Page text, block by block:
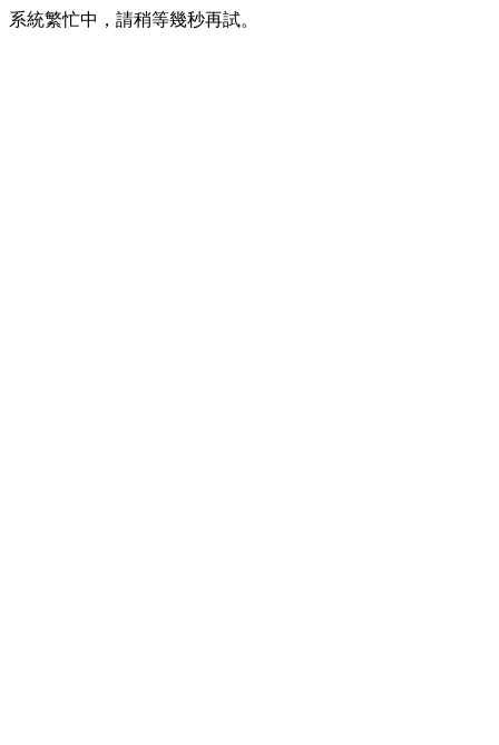
系統繁忙中，請稍等幾秒再試。